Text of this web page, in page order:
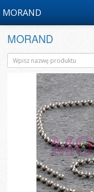
MORAND
MORAND